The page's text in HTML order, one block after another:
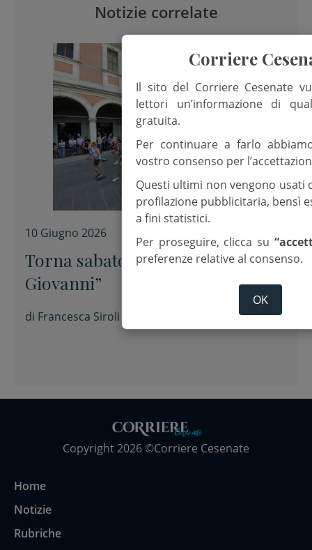
Notizie correlate
10 Giugno 2026
Torna sabato la “Notturna di San
Giovanni”
di Francesca Siroli
Copyright 2026 ©Corriere Cesenate
Home
Notizie
Rubriche
Corriere
Il sito del Corriere Cesenate
lettori un’informazione di
gratuita.
Per continuare a farlo
vostro consenso per
Questi ultimi non vengono usati
profilazione pubblicitaria, bensì
a fini statistici.
Per proseguire, clicca su
preferenze relative al consenso.
OK